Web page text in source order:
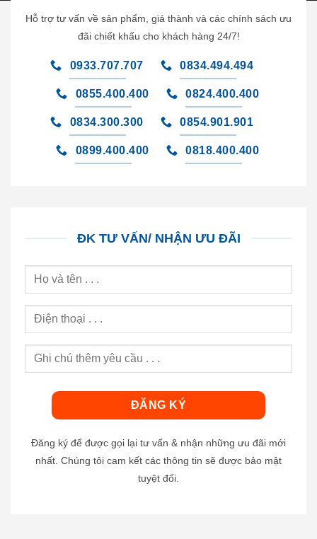
Hỗ trợ tư vấn về sản phẩm, giá thành và các chính sách ưu
đãi chiết khấu cho khách hàng 24/7!
0933.707.707 0834.494.494
0855.400.400 0824.400.400
0834.300.300 0854.901.901
0899.400.400 0818.400.400
ĐK TƯ VẤN/ NHẬN ƯU ĐÃI
Đăng ký để được gọi lại tư vấn & nhận những ưu đãi mới
nhất. Chúng tôi cam kết các thông tin sẽ được bảo mật
tuyệt đối.